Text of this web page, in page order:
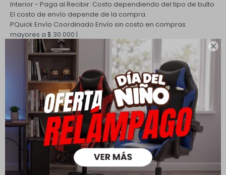

Interior - Paga al Recibir: Costo dependiendo del tipo de bulto
El costo de envío depende de la compra.
PQuick Envío Coordinado Envío sin costo en compras
mayores a $ 30.000 |
Cambios y Devoluciones
Todas las compras realizadas tienen un plazo de 5 días para
su cambio.
Ver mas
Medios de pago